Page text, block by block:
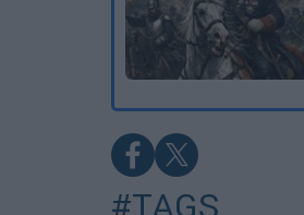
#TAGS